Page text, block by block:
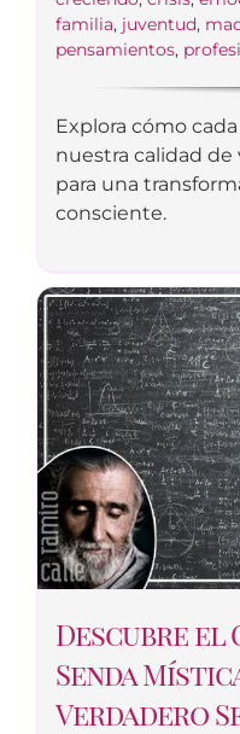
familia, juventud,
pensamientos,
Explora cómo
nuestra calidad de
para una
consciente.
Descubre el
Senda
Verdadero